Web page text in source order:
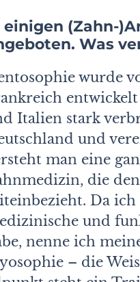
einigen (Zahn-
Was
wurde
Italien stark
und
man eine
die
Da
und
nenne ich
– die